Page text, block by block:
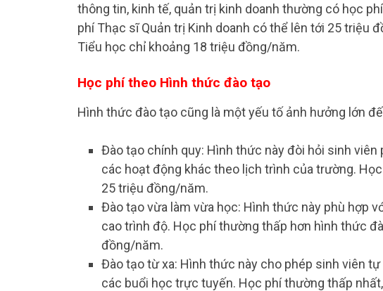
thông tin, kinh tế, quản trị kinh doanh thường có học
phí Thạc sĩ Quản trị Kinh doanh có thể lên tới 25 triệu
Tiểu học chỉ khoảng 18 triệu đồng/năm.
Học phí theo Hình thức đào tạo
Hình thức đào tạo cũng là một yếu tố ảnh hưởng lớn
Đào tạo chính quy: Hình thức này đòi hỏi sinh
các hoạt động khác theo lịch trình của trường.
25 triệu đồng/năm.
Đào tạo vừa làm vừa học: Hình thức này phù hợp
cao trình độ. Học phí thường thấp hơn hình thức
đồng/năm.
Đào tạo từ xa: Hình thức này cho phép sinh viên
các buổi học trực tuyến. Học phí thường thấp